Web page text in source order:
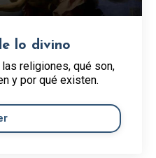
lo divino
religiones, qué son,
y por qué existen.